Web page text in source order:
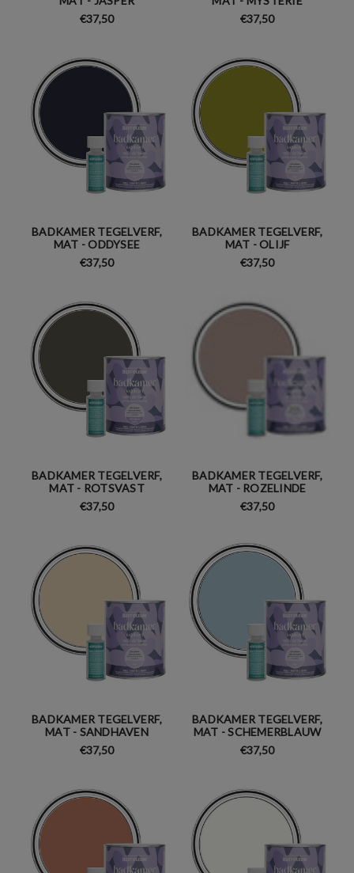
€37,50
€37,50
BADKAMER TEGELVERF,
MAT - ODDYSEE
€37,50
BADKAMER TEGELVERF,
MAT - OLIJF
€37,50
BADKAMER TEGELVERF,
MAT - ROTSVAST
€37,50
BADKAMER TEGELVERF,
MAT - ROZELINDE
€37,50
BADKAMER TEGELVERF,
MAT - SANDHAVEN
€37,50
BADKAMER TEGELVERF,
MAT - SCHEMERBLAUW
€37,50